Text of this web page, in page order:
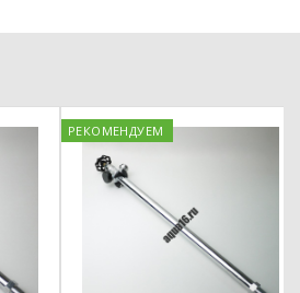
РЕКОМЕНДУЕМ